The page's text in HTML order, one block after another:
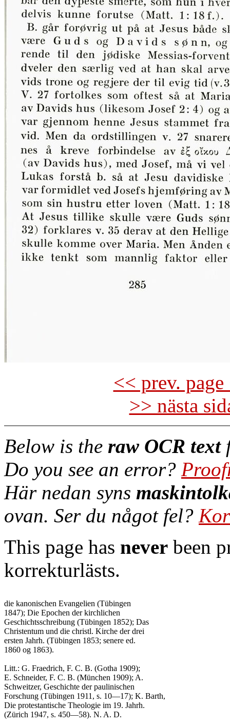
<< prev.
>> nästa
Below is the raw OCR text
Do you see an error?
Här nedan syns
ovan. Ser du något fel?
This page has never been
korrekturlästs.
die kanonischen Evangelien (Tübingen
1847); Die Epochen der kirchlichen
Geschichtsschreibung (Tübingen 1852); Das
Christentum und die christl. Kirche der drei
ersten Jahrh. (Tübingen 1853; senere ed.
1860 og 1863).
Litt.: G. Fraedrich, F. C. B. (Gotha 1909);
E. Schneider, F. C. B. (München 1909); A.
Schweitzer, Geschichte der paulinischen
Forschung (Tübingen 1911, s. 10—17); K. Barth,
Die protestantische Theologie im 19. Jahrh.
(Zürich 1947, s. 450—58). N. A. D.